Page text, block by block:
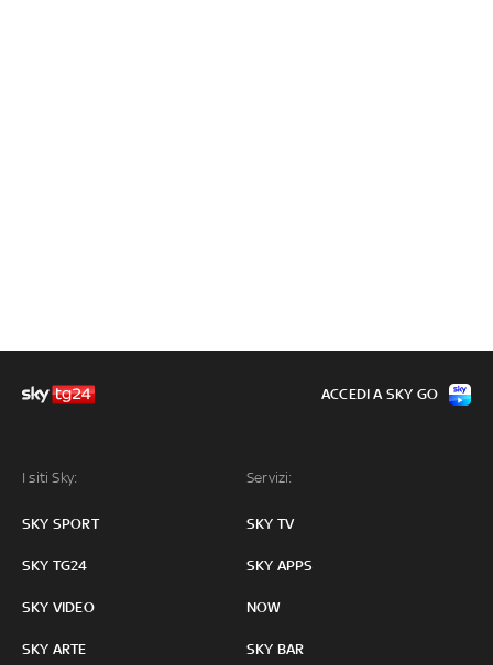
I siti Sky:
SKY SPORT
SKY TG24
SKY VIDEO
SKY ARTE
Servizi:
SKY TV
SKY APPS
NOW
SKY BAR
ACCEDI A SKY GO